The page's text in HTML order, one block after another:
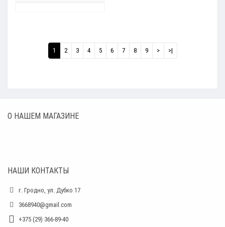
1 2 3 4 5 6 7 8 9 > >|
О НАШЕМ МАГАЗИНЕ
НАШИ КОНТАКТЫ
г. Гродно, ул. Дубко 17
3668940@gmail.com
+375 (29) 366-89-40